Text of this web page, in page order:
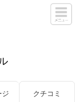
ジ クチコミ